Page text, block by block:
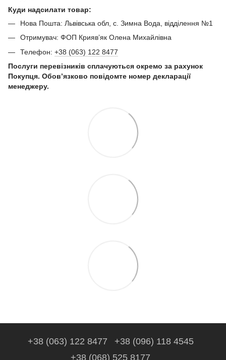
Куди надсилати товар:
Нова Пошта: Львівська обл, с. Зимна Вода, відділення №1
Отримувач: ФОП Криявʼяк Олена Михайлівна
Телефон: +38 (063) 122 8477
Послуги перевізників сплачуються окремо за рахунок
Покупця. Обов’язково повідомте номер декларації
менеджеру.
+38 (063) 122 8477
+38 (096) 118 4545
+38 (068) 525 8177